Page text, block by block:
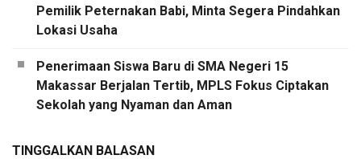
Pemilik Peternakan Babi, Minta Segera Pindahkan
Lokasi Usaha
Penerimaan Siswa Baru di SMA Negeri 15
Makassar Berjalan Tertib, MPLS Fokus Ciptakan
Sekolah yang Nyaman dan Aman
TINGGALKAN BALASAN